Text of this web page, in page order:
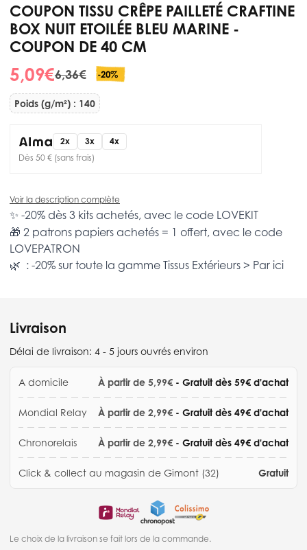
COUPON TISSU CRÊPE PAILLETÉ CRAFTINE
BOX NUIT ETOILÉE BLEU MARINE -
COUPON DE 40 CM
6,36 €
5,09 € -20%
Poids (g/m²) : 140
2x 3x
4x
Dès 50 € (sans frais)
Voir la description complète
✨ -20% dès 3 kits achetés, avec le code LOVEKIT
🎁 2 patrons papiers achetés = 1 offert, avec le code
LOVEPATRON
🌿 : -20% sur toute la gamme Tissus Extérieurs > Par ici
Livraison
Délai de livraison: 4 - 5 jours ouvrés environ
A domicile À partir de 5,99€ - Gratuit dès 59€ d'achat
Mondial Relay À partir de 2,99€ - Gratuit dès 49€ d'achat
Chronorelais À partir de 2,99€ - Gratuit dès 49€ d'achat
Click & collect au magasin de Gimont (32) Gratuit
Le choix de la livraison se fait lors de la commande.